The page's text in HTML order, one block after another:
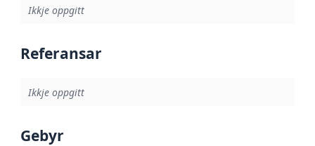
Ikkje oppgitt
Referansar
Ikkje oppgitt
Gebyr